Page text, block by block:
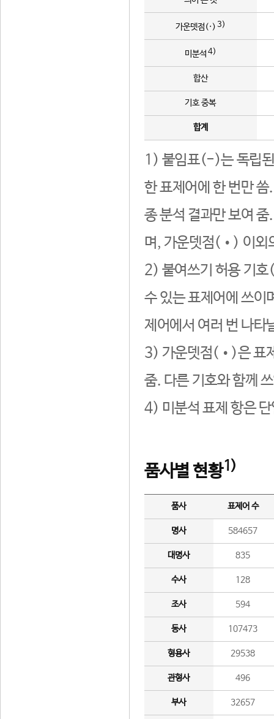
가운뎃점(·) 3)
미분석 4)
합산
기호 중복
합계
1) 붙임표(-)는 독립된
한 표제어에 한 번만
종 분석 결과만 보여
며, 가운뎃점(•) 이외
2) 붙여쓰기 허용 기호
수 있는 표제어에 쓰이
제어에서 여러 번 나타
3) 가운뎃점(•)은 표
줌. 다른 기호와 함께
4) 미분석 표제 항은
품사별 현황1)
품사 표제어 수
명사 584657
대명사 835
수사 128
조사 594
동사 107473
형용사 29538
관형사 496
부사 32657